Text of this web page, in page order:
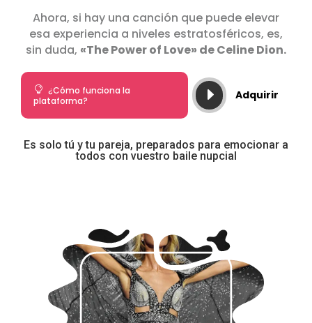
Ahora, si hay una canción que puede elevar
esa experiencia a niveles estratosféricos, es,
sin duda, «The Power of Love» de Celine Dion.
 ¿Cómo funciona la
plataforma?
E Adquirir
Es solo tú y tu pareja, preparados para emocionar a
todos con vuestro baile nupcial